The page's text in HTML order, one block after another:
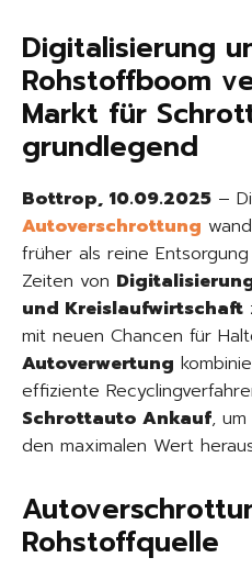
Digitalisierung
Rohstoffboom
Markt für
grundlegend
Bottrop, 10.09.2025 –
Autoverschrottung
früher als reine
Zeiten von
und Kreislaufwirtschaft
mit neuen Chancen für
Autoverwertung
effiziente
Schrottauto Ankauf,
den maximalen Wert
Rohstoffquelle